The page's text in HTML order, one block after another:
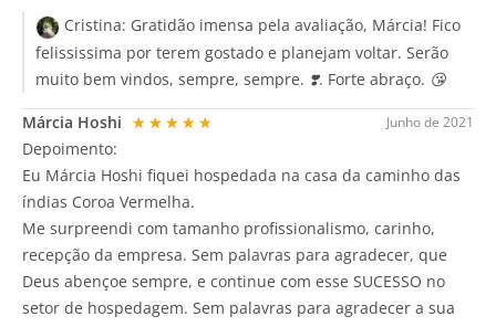
Cristina: Gratidão imensa pela avaliação, Márcia! Fico
felississima por terem gostado e planejam voltar. Serão
muito bem vindos, sempre, sempre. ❣️. Forte abraço. 😘
Junho de 2021
Márcia Hoshi ★★★★★
Depoimento:
Eu Márcia Hoshi fiquei hospedada na casa da caminho das
índias Coroa Vermelha.
Me surpreendi com tamanho profissionalismo, carinho,
recepção da empresa. Sem palavras para agradecer, que
Deus abençoe sempre, e continue com esse SUCESSO no
setor de hospedagem. Sem palavras para agradecer a sua